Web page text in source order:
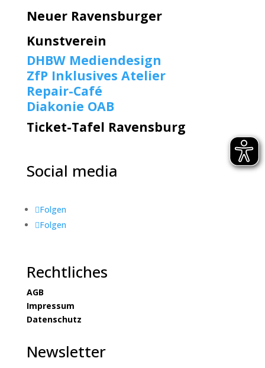
Neuer Ravensburger
Kunstverein
DHBW Mediendesign
ZfP Inklusives Atelier
Repair-Café
Diakonie OAB
Ticket-Tafel Ravensburg
Social media
Folgen
Folgen
Rechtliches
AGB
Impressum
Datenschutz
Newsletter